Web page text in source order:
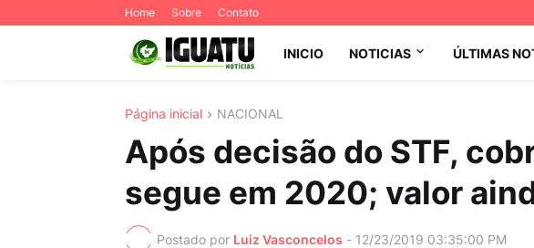
Home Sobre Contato
INICIO NOTICIAS ÚLTIMAS
Página inicial NACIONAL
Após decisão do STF,
segue em 2020; valor
Postado por Luiz Vasconcelos - 12/23/2019 03:35:00 PM